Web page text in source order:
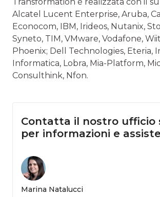
Alcatel Lucent Enterprise, Aruba,
Econocom, IBM, Irideos, Nutanix,
Syneto, TIM, VMware, Vodafone,
Phoenix; Dell Technologies, Eteria,
Informatica, Lobra, Mia-Platform,
Consulthink, Nfon.
Contatta il nostro ufficio
per informazioni e
Marina Natalucci